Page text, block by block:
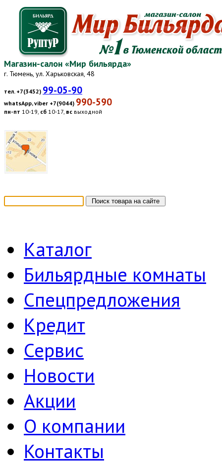
Магазин-салон «Мир бильярда»
г. Тюмень, ул. Харьковская, 48
тел. +7(3452) 99-05-90
whatsApp, viber +7(9044) 990-590
пн-пт 10-19, сб 10-17, вс выходной
Каталог
Бильярдные комнаты
Спецпредложения
Кредит
Сервис
Новости
Акции
О компании
Контакты